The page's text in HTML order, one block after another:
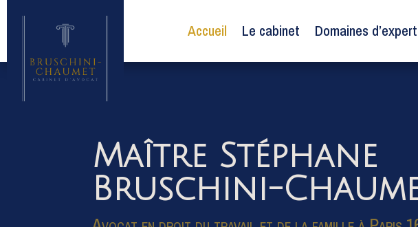
Accueil Le cabinet Domaines
Maître Stéphane
Bruschini-